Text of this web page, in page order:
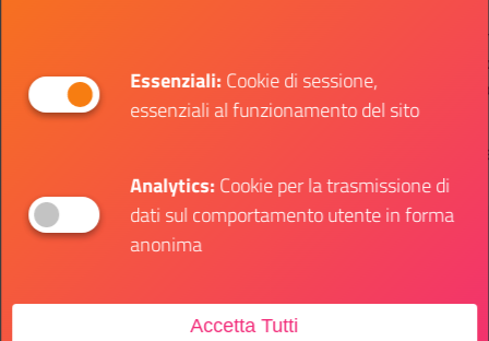
Il link ti porterà ad avere maggiori dettagli
il
Il
Essenziali:Cookie di sessione,
essenziali al funzionamento del sito
Analytics:Cookie per la trasmissione di
dati sul comportamento utente in forma
anonima
Accetta Tutti